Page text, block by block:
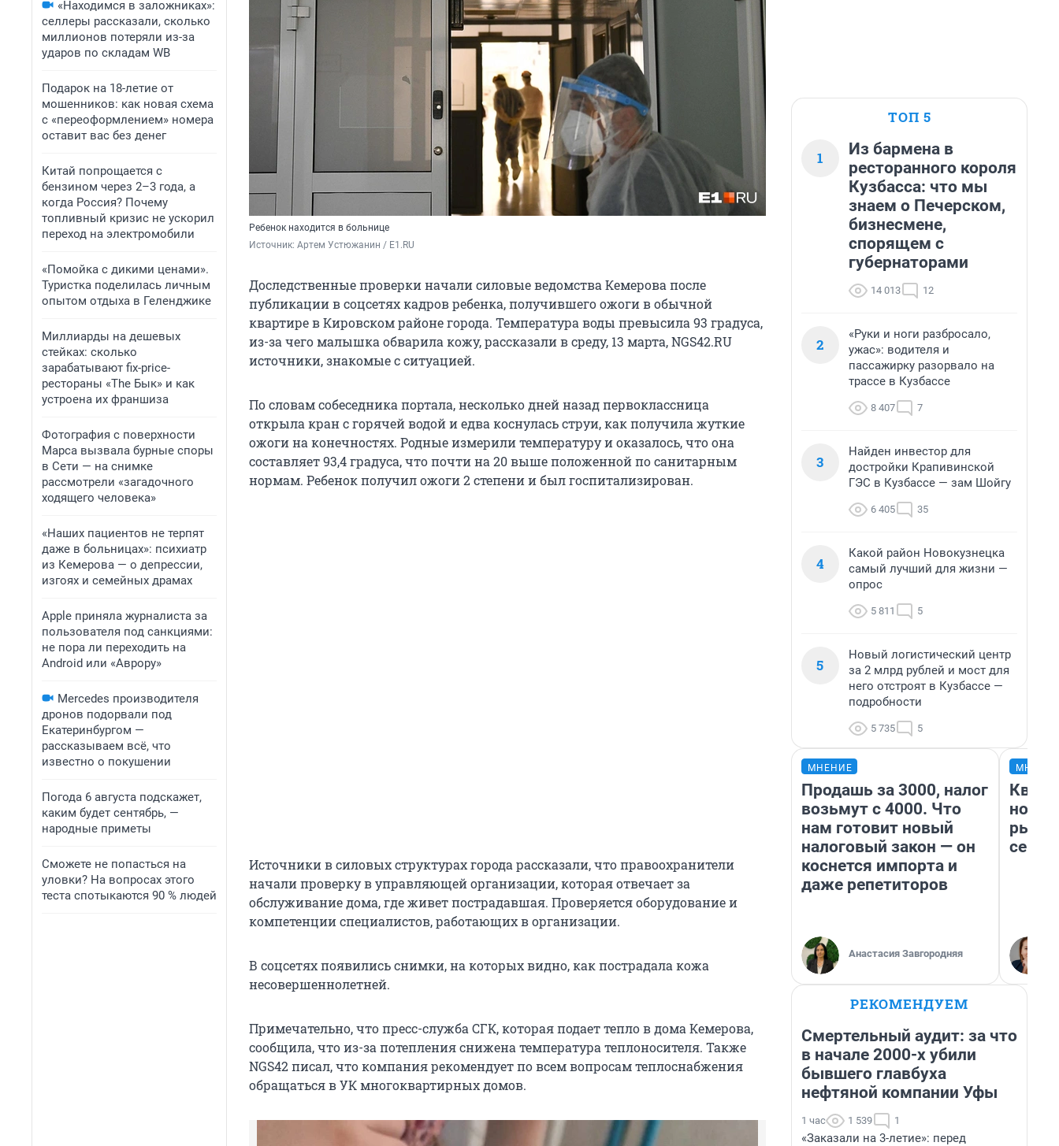
«Находимся в заложниках»:
селлеры рассказали, сколько
миллионов потеряли из-за
ударов по складам WB
Подарок на 18-летие от
мошенников: как новая схема
с «переоформлением» номера
оставит вас без денег
Китай попрощается с
бензином через 2–3 года, а
когда Россия? Почему
топливный кризис не ускорил
переход на электромобили
«Помойка с дикими ценами».
Туристка поделилась личным
опытом отдыха в Геленджике
Миллиарды на дешевых
стейках: сколько
зарабатывают fix-price-
рестораны «The Бык» и как
устроена их франшиза
Фотография с поверхности
Марса вызвала бурные споры
в Сети — на снимке
рассмотрели «загадочного
ходящего человека»
«Наших пациентов не терпят
даже в больницах»: психиатр
из Кемерова — о депрессии,
изгоях и семейных драмах
Apple приняла журналиста за
пользователя под санкциями:
не пора ли переходить на
Android или «Аврору»
Mercedes производителя
дронов подорвали под
Екатеринбургом —
рассказываем всё, что
известно о покушении
Погода 6 августа подскажет,
каким будет сентябрь, —
народные приметы
Сможете не попасться на
уловки? На вопросах этого
теста спотыкаются 90 % людей
Ребенок находится в больнице
Источник: Артем Устюжанин / E1.RU
Доследственные проверки начали силовые ведомства Кемерова после
публикации в соцсетях кадров ребенка, получившего ожоги в обычной
квартире в Кировском районе города. Температура воды превысила 93 градуса,
из-за чего малышка обварила кожу, рассказали в среду, 13 марта, NGS42.RU
источники, знакомые с ситуацией.
По словам собеседника портала, несколько дней назад первоклассница
открыла кран с горячей водой и едва коснулась струи, как получила жуткие
ожоги на конечностях. Родные измерили температуру и оказалось, что она
составляет 93,4 градуса, что почти на 20 выше положенной по санитарным
нормам. Ребенок получил ожоги 2 степени и был госпитализирован.
Источники в силовых структурах города рассказали, что правоохранители
начали проверку в управляющей организации, которая отвечает за
обслуживание дома, где живет пострадавшая. Проверяется оборудование и
компетенции специалистов, работающих в организации.
В соцсетях появились снимки, на которых видно, как пострадала кожа
несовершеннолетней.
Примечательно, что пресс-служба СГК, которая подает тепло в дома Кемерова,
сообщила, что из-за потепления снижена температура теплоносителя. Также
NGS42 писал, что компания рекомендует по всем вопросам теплоснабжения
обращаться в УК многоквартирных домов.
ТОП 5
1
Из бармена в
ресторанного короля
Кузбасса: что мы
знаем о Печерском,
бизнесмене,
спорящем с
губернаторами
14 013 12
2
«Руки и ноги разбросало,
ужас»: водителя и
пассажирку разорвало на
трассе в Кузбассе
8 407 7
3
Найден инвестор для
достройки Крапивинской
ГЭС в Кузбассе — зам Шойгу
6 405 35
4
Какой район Новокузнецка
самый лучший для жизни —
опрос
5 811 5
5
Новый логистический центр
за 2 млрд рублей и мост для
него отстроят в Кузбассе —
подробности
5 735 5
МНЕНИЕ
Продашь за 3000, налог
возьмут с 4000. Что
нам готовит новый
налоговый закон — он
коснется импорта и
даже репетиторов
Анастасия Завгородняя
но
РЕКОМЕНДУЕМ
Смертельный аудит: за что
в начале 2000-х убили
бывшего главбуха
нефтяной компании Уфы
1 час 1 539 1
«Заказали на 3-летие»: перед